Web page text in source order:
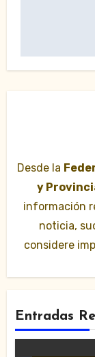
Desde la
y
información
noticia,
considere
Entradas